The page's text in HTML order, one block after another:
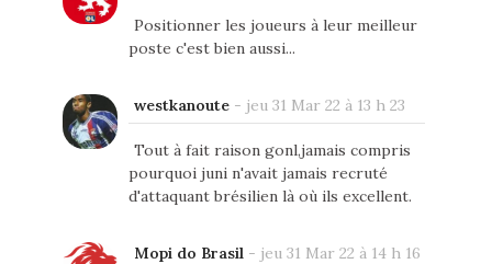
Positionner les joueurs à leur meilleur
poste c'est bien aussi...
westkanoute- jeu 31 Mar 22 à 13 h 23
Tout à fait raison gonl,jamais compris
pourquoi juni n'avait jamais recruté
d'attaquant brésilien là où ils excellent.
Mopi do Brasil - jeu 31 Mar 22 à 14 h 16